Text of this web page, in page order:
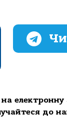
електронну
до